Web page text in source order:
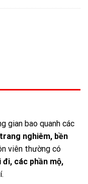
gian bao quanh các
trang nghiêm, bền
viên thường có
các phần mộ,